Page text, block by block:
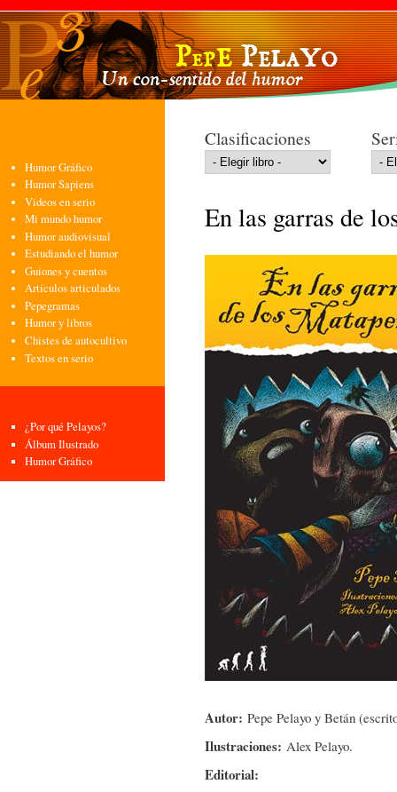
Humor Gráfico
Humor Sapiens
Videos en serio
Mi mundo humor
Humor audiovisual
Estudiando el humor
Guiones y cuentos
Artículos articulados
Pepegramas
Humor y libros
Chistes de autocultivo
Textos en serio
¿Por qué Pelayos?
Álbum Ilustrado
Humor Gráfico
Clasificaciones
En las garras de
Autor: Pepe Pelayo y Betán
Ilustraciones: Alex Pelayo.
Editorial: